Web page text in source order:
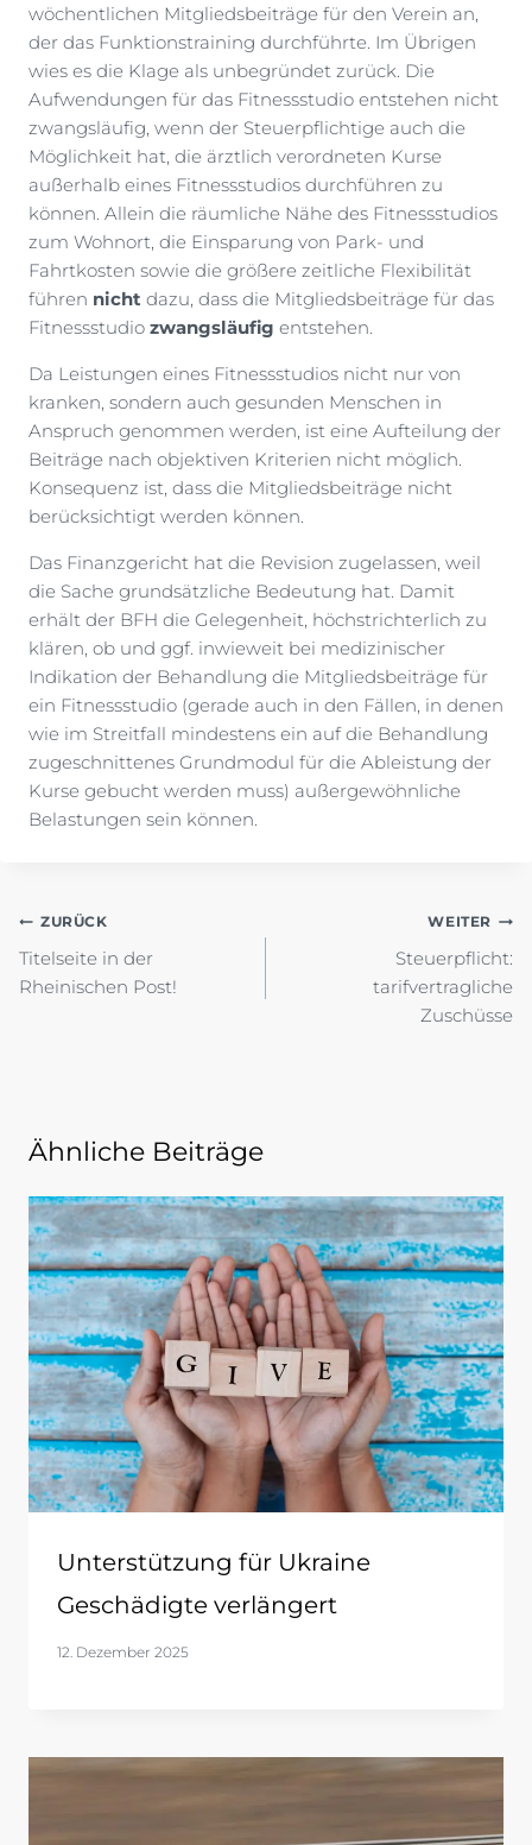
wöchentlichen Mitgliedsbeiträge für den Verein an,
der das Funktionstraining durchführte. Im Übrigen
wies es die Klage als unbegründet zurück. Die
Aufwendungen für das Fitnessstudio entstehen nicht
zwangsläufig, wenn der Steuerpflichtige auch die
Möglichkeit hat, die ärztlich verordneten Kurse
außerhalb eines Fitnessstudios durchführen zu
können. Allein die räumliche Nähe des Fitnessstudios
zum Wohnort, die Einsparung von Park- und
Fahrtkosten sowie die größere zeitliche Flexibilität
führen nicht dazu, dass die Mitgliedsbeiträge für das
Fitnessstudio zwangsläufig entstehen.
Da Leistungen eines Fitnessstudios nicht nur von
kranken, sondern auch gesunden Menschen in
Anspruch genommen werden, ist eine Aufteilung der
Beiträge nach objektiven Kriterien nicht möglich.
Konsequenz ist, dass die Mitgliedsbeiträge nicht
berücksichtigt werden können.
Das Finanzgericht hat die Revision zugelassen, weil
die Sache grundsätzliche Bedeutung hat. Damit
erhält der BFH die Gelegenheit, höchstrichterlich zu
klären, ob und ggf. inwieweit bei medizinischer
Indikation der Behandlung die Mitgliedsbeiträge für
ein Fitnessstudio (gerade auch in den Fällen, in denen
wie im Streitfall mindestens ein auf die Behandlung
zugeschnittenes Grundmodul für die Ableistung der
Kurse gebucht werden muss) außergewöhnliche
Belastungen sein können.
Beitragsnavigation
ZURÜCK
Titelseite in der
Rheinischen Post!
WEITER
Steuerpflicht:
tarifvertragliche
Zuschüsse
Ähnliche Beiträge
Unterstützung für Ukraine
Geschädigte verlängert
12. Dezember 2025